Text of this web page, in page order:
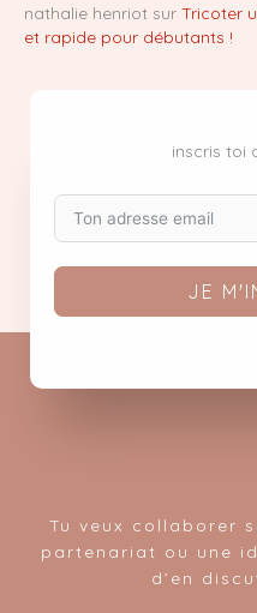
nathalie henriot sur Tricoter
et rapide pour débutants !
inscris toi
JE
Tu veux collaborer
partenariat ou une
d’en